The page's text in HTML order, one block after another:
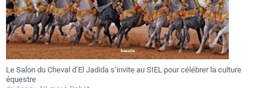
Le Salon du Cheval d’El Jadida s’invite au SIEL pour célébrer la culture
équestre